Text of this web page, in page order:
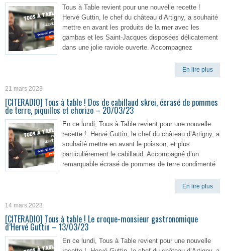
Tous à Table revient pour une nouvelle recette !
Hervé Guttin, le chef du château d’Artigny, a souhaité
mettre en avant les produits de la mer avec les
gambas et les Saint-Jacques disposées délicatement
dans une jolie raviole ouverte. Accompagnez
En lire plus
21 mars 2023
[CITERADIO] Tous à table ! Dos de cabillaud skrei, écrasé de pommes
de terre, piquillos et chorizo – 20/03/23
En ce lundi, Tous à Table revient pour une nouvelle
recette ! Hervé Guttin, le chef du château d’Artigny, a
souhaité mettre en avant le poisson, et plus
particulièrement le cabillaud. Accompagné d’un
remarquable écrasé de pommes de terre condimenté
En lire plus
14 mars 2023
[CITERADIO] Tous à table ! Le croque-monsieur gastronomique
d’Hervé Guttin – 13/03/23
En ce lundi, Tous à Table revient pour une nouvelle